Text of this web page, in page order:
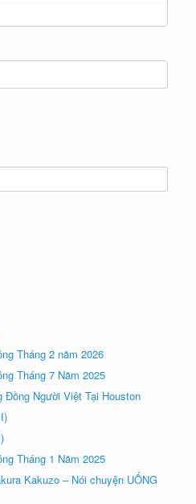
Tháng 2 năm 2026
Tháng 7 Năm 2025
Đồng Người Việt Tại Houston
Tháng 1 Năm 2025
Kakuzo – Nói chuyện UỐNG